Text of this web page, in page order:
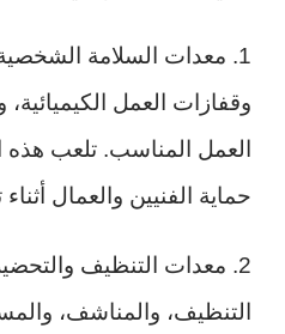
1. معدات السلامة
وقفازات العمل
العمل المناسب. تلعب هذه
حماية الفنيين والعمال
2. معدات التنظيف
التنظيف، والمناشف،